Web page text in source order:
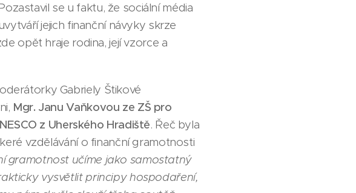
se u faktu, že sociální média
jejich finanční návyky skrze
opět hraje rodina, její vzorce a
Gabriely Štikové
Mgr. Janu Vaňkovou ze ZŠ pro
z Uherského Hradiště. Řeč byla
vzdělávání o finanční gramotnosti
gramotnost učíme jako samostatný
vysvětlit principy hospodaření,